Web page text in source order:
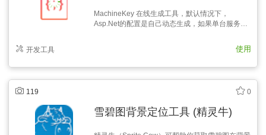
MachineKey 在线生成工具，默认情况下，
Asp.Net的配置是自己动态生成，如果单台服务器
machineKey还采用动态生成的方式，每台服务器
上的machinekey值不一致，就导致加密出来的结
开发工具 使用
119 0
雪碧图背景定位工具 (精灵牛)